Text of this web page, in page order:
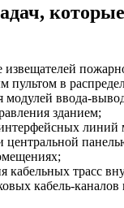
извещателей
пультом в
ввода-
зданием;
центральной
кабельных трасс
кабель-